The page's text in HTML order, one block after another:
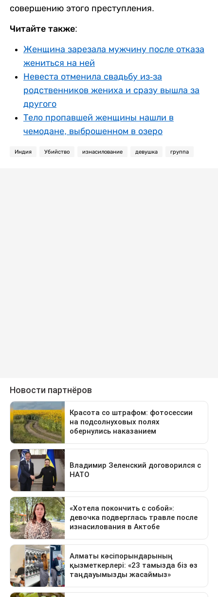
совершению этого преступления.
Читайте также:
Женщина зарезала мужчину после отказа
жениться на ней
Невеста отменила свадьбу из-за
родственников жениха и сразу вышла за
другого
Тело пропавшей женщины нашли в
чемодане, выброшенном в озеро
Индия Убийство изнасилование девушка группа